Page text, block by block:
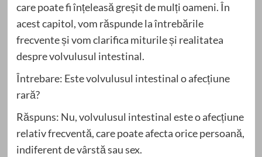
care poate fi înțeleasă greșit de mulți oameni. În
acest capitol, vom răspunde la întrebările
frecvente și vom clarifica miturile și realitatea
despre volvulusul intestinal.
Întrebare: Este volvulusul intestinal o afecțiune
rară?
Răspuns: Nu, volvulusul intestinal este o afecțiune
relativ frecventă, care poate afecta orice persoană,
indiferent de vârstă sau sex.